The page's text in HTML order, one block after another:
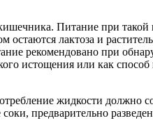
Питание при
лактоза и
рекомендовано при
истощения или как
жидкости должно
предварительно